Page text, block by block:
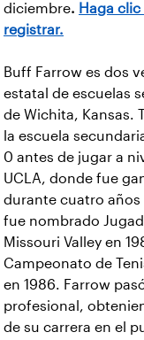
diciembre. Haga
registrar.
Buff Farrow es dos
estatal de escuelas
de Wichita, Kansas.
la escuela
0 antes de jugar a
UCLA, donde fue
durante cuatro años
fue nombrado
Missouri Valley en
Campeonato de
en 1986. Farrow
profesional,
de su carrera en el